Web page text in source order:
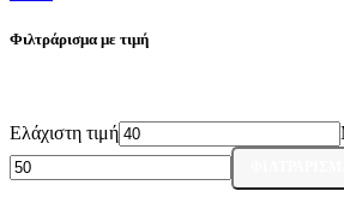
Φιλτράρισμα με τιμή
Ελάχιστη τιμή